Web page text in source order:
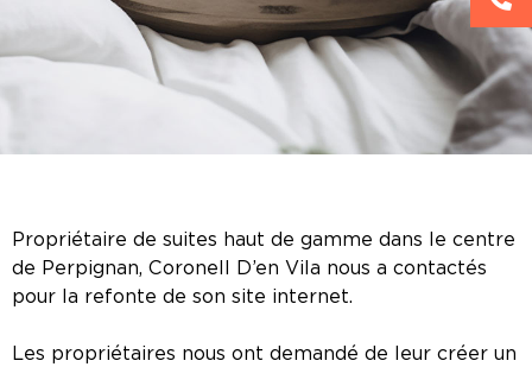
Propriétaire de suites haut de gamme dans le centre
de Perpignan, Coronell D’en Vila nous a contactés
pour la refonte de son site internet.
Les propriétaires nous ont demandé de leur créer un